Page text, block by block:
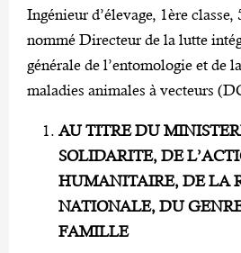
Ingénieur d’élevage, 1ère classe,
nommé Directeur de la lutte
générale de l’entomologie et de
maladies animales à vecteurs
AU TITRE DU
SOLIDARITE, DE
HUMANITAIRE, DE LA
NATIONALE, DU
FAMILLE